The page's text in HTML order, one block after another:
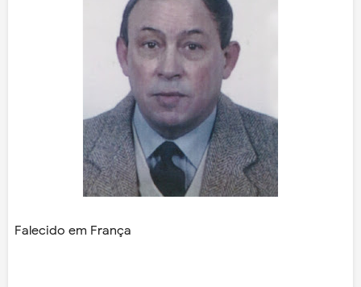
Falecido em França